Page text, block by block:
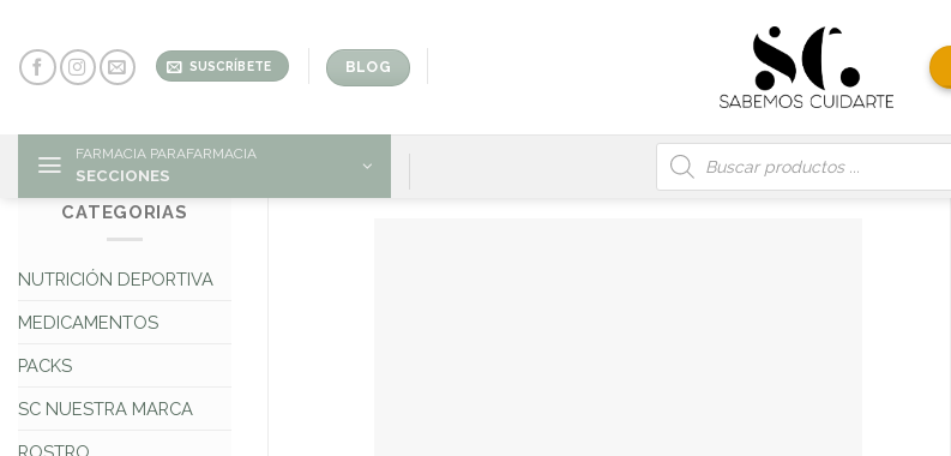
content
SUSCRÍBETE BLOG
FARMACIA PARAFARMACIA
SECCIONES
Búsqueda
de
productos
CATEGORIAS
NUTRICIÓN DEPORTIVA
MEDICAMENTOS
PACKS
SC NUESTRA MARCA